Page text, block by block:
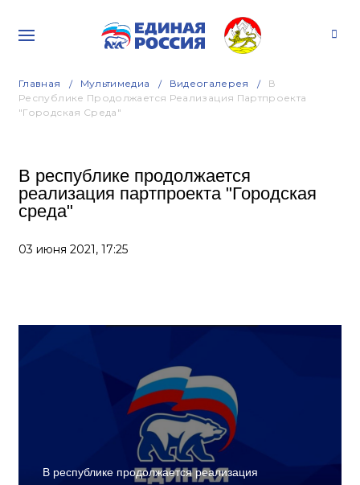
Главная Мультимедиа Видеогалерея
В
Республике Продолжается Реализация Партпроекта
"Городская Среда"
В республике продолжается
реализация партпроекта "Городская
среда"
03 июня 2021, 17:25
В республике продолжается реализация